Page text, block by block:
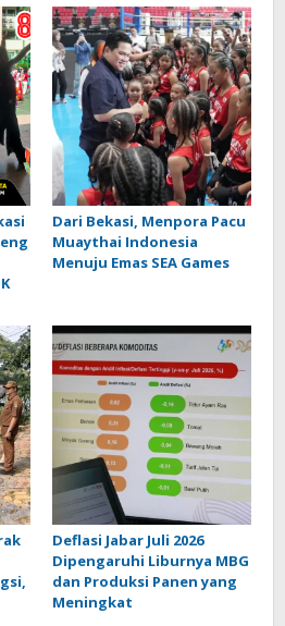
Dari Bekasi, Menpora Pacu
Muaythai Indonesia
Menuju Emas SEA Games
Deflasi Jabar Juli 2026
Dipengaruhi Liburnya MBG
dan Produksi Panen yang
Meningkat